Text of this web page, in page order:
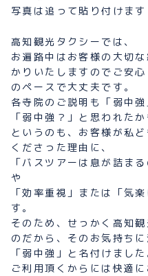
写真は追って貼り付けま
高知観光タクシーでは、
お遍路中はお客様の大切
かりいたしますのでご安
のペースで大丈夫です。
各寺院のご説明も「弱中
「弱中強？」と思われた
というのも、お客様が私
くださった理由に、
「バスツアーは息が詰ま
や
「効率重視」または「気
す。
そのため、せっかく高知
のだから、そのお気持ち
「弱中強」と名付けました
ご利用頂くからには快適